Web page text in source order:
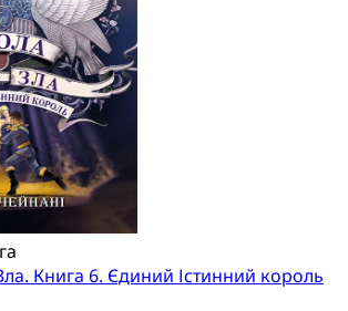
Книга 6. Єдиний Істинний король